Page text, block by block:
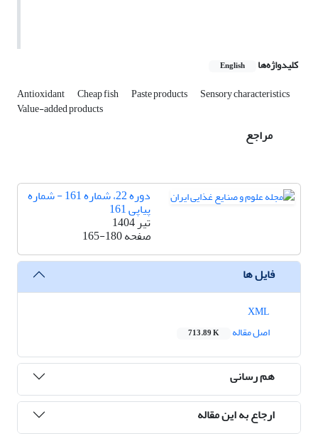
کلیدواژه‌ها English
Antioxidant Cheap fish Paste products Sensory characteristics
Value-added products
مراجع
دوره 22، شماره 161 - شماره
پیاپی 161
تیر 1404
صفحه165-180
فایل ها
اصل مقاله
713.89 K
هم رسانی
ارجاع به این مقاله